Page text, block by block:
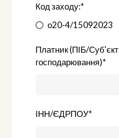
Код заходу:*
о20-4/15092023
Платник (ПІБ/Суб'єкт
господарювання)*
ІНН/ЄДРПОУ*